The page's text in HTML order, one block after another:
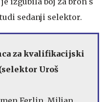
sedanji selektor.
za kvalifikacijski
Uroš